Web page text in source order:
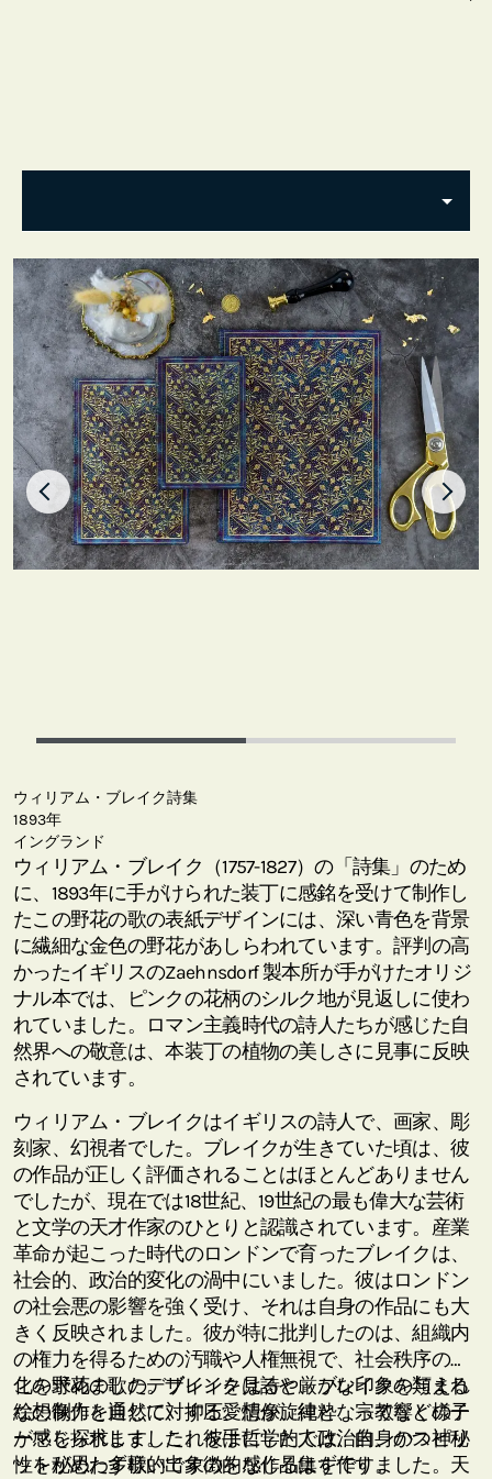
ウィリアム・ブレイク詩集
1893年
イングランド
ウィリアム・ブレイク（1757-1827）の「詩集」のため
に、1893年に手がけられた装丁に感銘を受けて制作し
たこの野花の歌の表紙デザインには、深い青色を背景
に繊細な金色の野花があしらわれています。評判の高
かったイギリスのZaehnsdorf 製本所が手がけたオリジ
ナル本では、ピンクの花柄のシルク地が見返しに使わ
れていました。ロマン主義時代の詩人たちが感じた自
然界への敬意は、本装丁の植物の美しさに見事に反映
されています。
ウィリアム・ブレイクはイギリスの詩人で、画家、彫
刻家、幻視者でした。ブレイクが生きていた頃は、彼
の作品が正しく評価されることはほとんどありません
でしたが、現在では18世紀、19世紀の最も偉大な芸術
と文学の天才作家のひとりと認識されています。産業
革命が起こった時代のロンドンで育ったブレイクは、
社会的、政治的変化の渦中にいました。彼はロンドン
の社会悪の影響を強く受け、それは自身の作品にも大
きく反映されました。彼が特に批判したのは、組織内
の権力を得るための汚職や人権無視で、社会秩序の変
化を求めました。ブレイクは詩や厳かな印象を与える
絵の制作を通じて、抑圧、想像、純粋、宗教などのテ
ーマを探求しました。彼は哲学的で政治的、かつ神秘
性を秘めた多様的で象徴的な作品集を作りました。天
この野花の歌のデザインを見ると、ブレイクの類まれ
な想像力と自然に対する愛情が旋律となって響く様子
が感じられます。これを手にした人は、自身のスピリ
ットが思わず歌い出すのを感じるはずです。